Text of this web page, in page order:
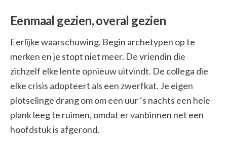
Eenmaal gezien, overal gezien
Eerlijke waarschuwing. Begin archetypen op te
merken en je stopt niet meer. De vriendin die
zichzelf elke lente opnieuw uitvindt. De collega die
elke crisis adopteert als een zwerfkat. Je eigen
plotselinge drang om om een uur ‘s nachts een hele
plank leeg te ruimen, omdat er vanbinnen net een
hoofdstuk is afgerond.